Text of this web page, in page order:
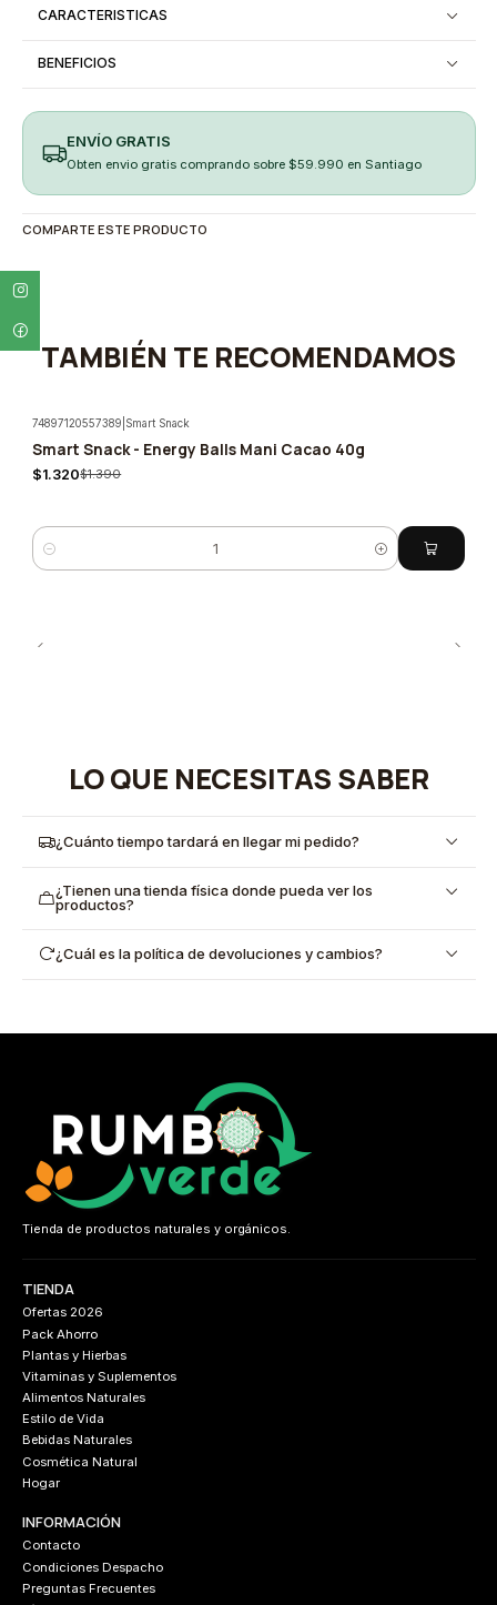
CARACTERISTICAS
BENEFICIOS
ENVÍO GRATIS
Obten envio gratis comprando sobre $59.990 en Santiago
COMPARTE ESTE PRODUCTO
TAMBIÉN TE RECOMENDAMOS
-5%
74897120557389 Smart Snack
Smart Snack - Energy Balls Mani Cacao 40g
$1.320$1.390
Cantidad
LO QUE NECESITAS SABER
¿Cuánto tiempo tardará en llegar mi pedido?
¿Tienen una tienda física donde pueda ver los
productos?
¿Cuál es la política de devoluciones y cambios?
Tienda de productos naturales y orgánicos.
TIENDA
Ofertas 2026
Pack Ahorro
Plantas y Hierbas
Vitaminas y Suplementos
Alimentos Naturales
Estilo de Vida
Bebidas Naturales
Cosmética Natural
Hogar
INFORMACIÓN
Contacto
Condiciones Despacho
Preguntas Frecuentes